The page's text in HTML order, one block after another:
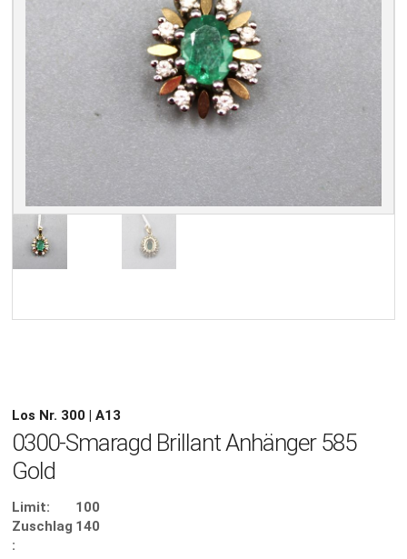
Los Nr. 300 | A13
0300-Smaragd Brillant Anhänger 585
Gold
Limit:
100
Zuschlag
:
140